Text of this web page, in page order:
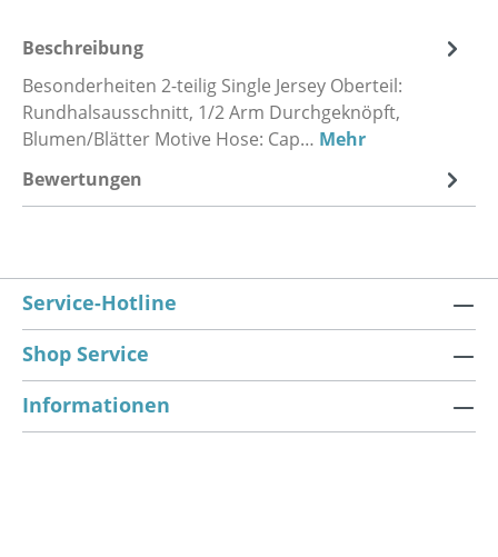
Beschreibung
Besonderheiten 2-teilig Single Jersey Oberteil:
Rundhalsausschnitt, 1/2 Arm Durchgeknöpft,
Blumen/Blätter Motive Hose: Cap… Mehr
Bewertungen
Service-Hotline
Shop Service
Informationen